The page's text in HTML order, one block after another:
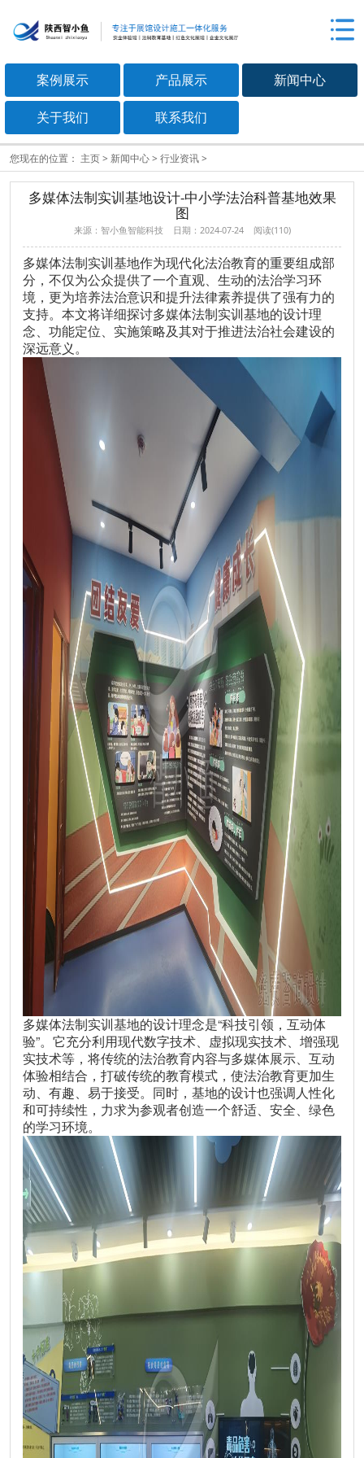
案例展示 产品展示 新闻中心
关于我们 联系我们
您现在的位置： 主页> 新闻中心> 行业资讯>
多媒体法制实训基地设计-中小学法治科普基地效果
图
来源：智小鱼智能科技 日期：2024-07-24 阅读(110)
多媒体法制实训基地作为现代化法治教育的重要组成部
分，不仅为公众提供了一个直观、生动的法治学习环
境，更为培养法治意识和提升法律素养提供了强有力的
支持。本文将详细探讨多媒体法制实训基地的设计理
念、功能定位、实施策略及其对于推进法治社会建设的
深远意义。
多媒体法制实训基地的设计理念是“科技引领，互动体
验”。它充分利用现代数字技术、虚拟现实技术、增强现
实技术等，将传统的法治教育内容与多媒体展示、互动
体验相结合，打破传统的教育模式，使法治教育更加生
动、有趣、易于接受。同时，基地的设计也强调人性化
和可持续性，力求为参观者创造一个舒适、安全、绿色
的学习环境。